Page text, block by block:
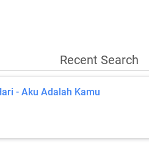
Recent Search
- Aku Adalah Kamu